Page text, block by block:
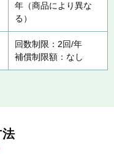
年（商品により異な
る）
回数制限：2回/年
補償制限額：なし
法